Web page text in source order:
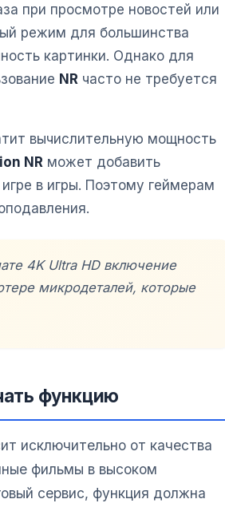
при просмотре новостей или
режим для большинства
картинки. Однако для
NR часто не требуется
вычислительную мощность
NR может добавить
в игры. Поэтому геймерам
4K Ultra HDвключение
микродеталей, которые
функцию
исключительно от качества
фильмы в высоком
сервис, функция должна